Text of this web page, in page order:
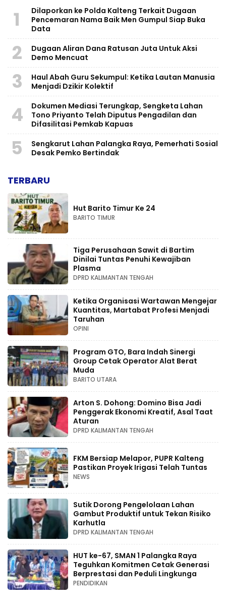
1
Dilaporkan ke Polda Kalteng Terkait Dugaan
Pencemaran Nama Baik Men Gumpul Siap Buka
Data
2
Dugaan Aliran Dana Ratusan Juta Untuk Aksi
Demo Mencuat
3
Haul Abah Guru Sekumpul: Ketika Lautan Manusia
Menjadi Dzikir Kolektif
4
​Dokumen Mediasi Terungkap, Sengketa Lahan
Tono Priyanto Telah Diputus Pengadilan dan
Difasilitasi Pemkab Kapuas
5
Sengkarut Lahan Palangka Raya, Pemerhati Sosial
Desak Pemko Bertindak
TERBARU
Hut Barito Timur Ke 24
BARITO TIMUR
Tiga Perusahaan Sawit di Bartim
Dinilai Tuntas Penuhi Kewajiban
Plasma
DPRD KALIMANTAN TENGAH
Ketika Organisasi Wartawan Mengejar
Kuantitas, Martabat Profesi Menjadi
Taruhan
OPINI
Program GTO, Bara Indah Sinergi
Group Cetak Operator Alat Berat
Muda
BARITO UTARA
Arton S. Dohong: Domino Bisa Jadi
Penggerak Ekonomi Kreatif, Asal Taat
Aturan
DPRD KALIMANTAN TENGAH
FKM Bersiap Melapor, PUPR Kalteng
Pastikan Proyek Irigasi Telah Tuntas
NEWS
Sutik Dorong Pengelolaan Lahan
Gambut Produktif untuk Tekan Risiko
Karhutla
DPRD KALIMANTAN TENGAH
HUT ke-67, SMAN 1 Palangka Raya
Teguhkan Komitmen Cetak Generasi
Berprestasi dan Peduli Lingkunga
PENDIDIKAN